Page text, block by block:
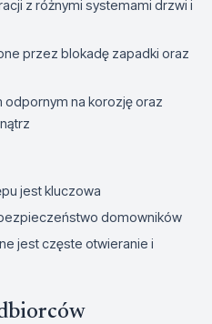
z różnymi systemami drzwi i
przez blokadę zapadki oraz
odpornym na korozję oraz
jest kluczowa
domowników
jest częste otwieranie i